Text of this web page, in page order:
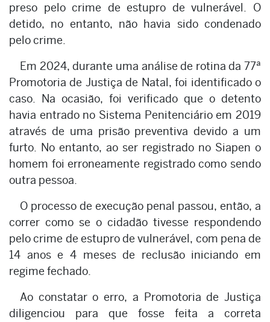
preso pelo crime de estupro de vulnerável. O
detido, no entanto, não havia sido condenado
pelo crime.
Em 2024, durante uma análise de rotina da 77ª
Promotoria de Justiça de Natal, foi identificado o
caso. Na ocasião, foi verificado que o detento
havia entrado no Sistema Penitenciário em 2019
através de uma prisão preventiva devido a um
furto. No entanto, ao ser registrado no Siapen o
homem foi erroneamente registrado como sendo
outra pessoa.
O processo de execução penal passou, então, a
correr como se o cidadão tivesse respondendo
pelo crime de estupro de vulnerável, com pena de
14 anos e 4 meses de reclusão iniciando em
regime fechado.
Ao constatar o erro, a Promotoria de Justiça
diligenciou para que fosse feita a correta